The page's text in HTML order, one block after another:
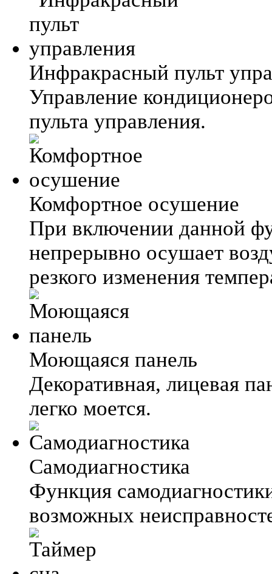
Инфракрасный пульт
Управление
пульта управления.
Комфортное осушение
При включении данной
непрерывно осушает
резкого изменения
Моющаяся панель
Декоративная, лицевая
легко моется.
Самодиагностика
Функция
возможных